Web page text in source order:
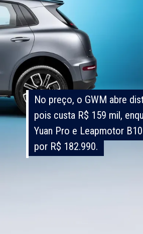
No preço, o GWM abre
pois custa R$ 159 mil,
Yuan Pro e Leapmotor
por R$ 182.990.
No preço, o GWM abre
pois custa R$ 159 mil,
Yuan Pro e Leapmotor
por R$ 182.990.